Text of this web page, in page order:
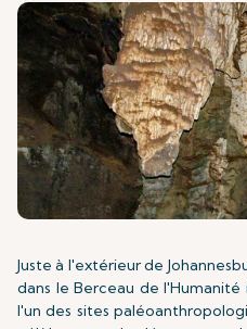
Juste à l'extérieur de
dans le Berceau de
l'un des sites